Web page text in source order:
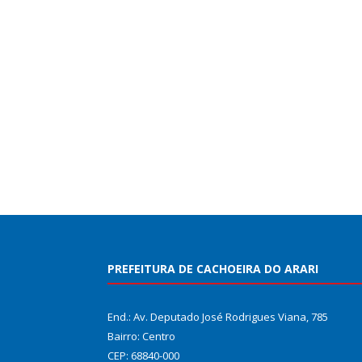
PREFEITURA DE CACHOEIRA DO ARARI
End.: Av. Deputado José Rodrigues Viana, 785
Bairro: Centro
CEP: 68840-000